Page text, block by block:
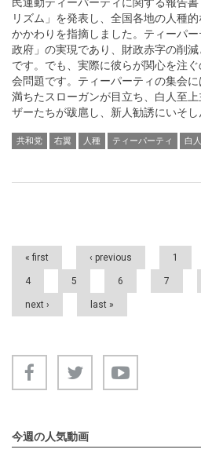
リズム」を発表し、全国各地の人種
かかわりを指摘しました。ティーパ
政府」の実現であり、財政赤字の削
です。でも、実際に彼らが関心を注
会問題です。ティーパーティの集会
満ちたスローガンが目立ち、白人至
ザーたちが跋扈し、新人勧誘にいそし
共和党 右翼 人種 ティーパーティ 白人
Pages
« first ‹ previous 1
4 5 6 7
next › last »
今週の人気動画